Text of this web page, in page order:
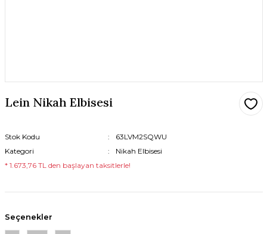
Lein Nikah Elbisesi
Stok Kodu
63LVM2SQWU
Kategori
Nikah Elbisesi
* 1.673,76 TL den başlayan taksitlerle!
Seçenekler